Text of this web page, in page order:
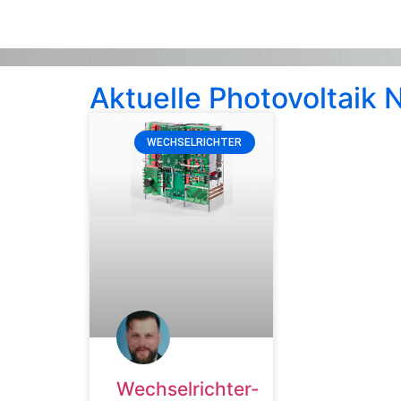
Aktuelle Photovoltaik
WECHSELRICHTER
Wechselrichter-